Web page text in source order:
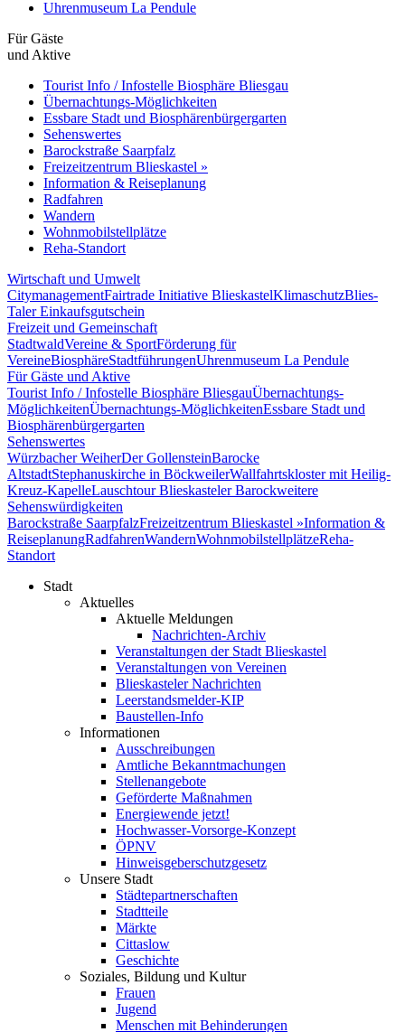
Uhrenmuseum La Pendule
Für Gäste
und Aktive
Tourist Info / Infostelle Biosphäre Bliesgau
Übernachtungs-Möglichkeiten
Essbare Stadt und Biosphärenbürgergarten
Sehenswertes
Barockstraße Saarpfalz
Freizeitzentrum Blieskastel »
Information & Reiseplanung
Radfahren
Wandern
Wohnmobilstellplätze
Reha-Standort
Wirtschaft und Umwelt
CitymanagementFairtrade Initiative BlieskastelKlimaschutzBlies-
Taler Einkaufsgutschein
Freizeit und Gemeinschaft
StadtwaldVereine & SportFörderung für
VereineBiosphäreStadtführungenUhrenmuseum La Pendule
Für Gäste und Aktive
Tourist Info / Infostelle Biosphäre BliesgauÜbernachtungs-
MöglichkeitenÜbernachtungs-MöglichkeitenEssbare Stadt und
Biosphärenbürgergarten
Sehenswertes
Würzbacher WeiherDer GollensteinBarocke
AltstadtStephanuskirche in BöckweilerWallfahrtskloster mit Heilig-
Kreuz-KapelleLauschtour Blieskasteler Barockweitere
Sehenswürdigkeiten
Barockstraße SaarpfalzFreizeitzentrum Blieskastel »Information &
ReiseplanungRadfahrenWandernWohnmobilstellplätzeReha-
Standort
Stadt
Aktuelles
Aktuelle Meldungen
Nachrichten-Archiv
Veranstaltungen der Stadt Blieskastel
Veranstaltungen von Vereinen
Blieskasteler Nachrichten
Leerstandsmelder-KIP
Baustellen-Info
Informationen
Ausschreibungen
Amtliche Bekanntmachungen
Stellenangebote
Geförderte Maßnahmen
Energiewende jetzt!
Hochwasser-Vorsorge-Konzept
ÖPNV
Hinweisgeberschutzgesetz
Unsere Stadt
Städtepartnerschaften
Stadtteile
Märkte
Cittaslow
Geschichte
Soziales, Bildung und Kultur
Frauen
Jugend
Menschen mit Behinderungen